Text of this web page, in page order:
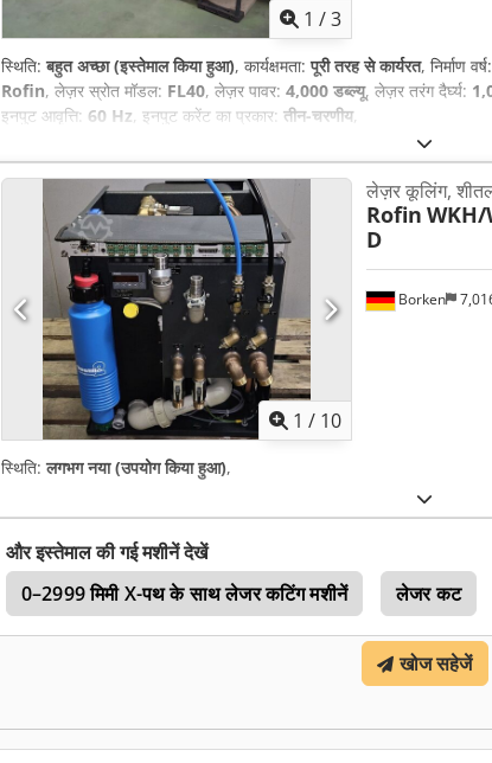
1 /3
स्थिति:बहुत अच्छा (इस्तेमाल किया हुआ), कार्यक्षमता:पूरी तरह से कार्यरत, निर्माण वर्ष:
Rofin, लेज़र स्रोत मॉडल: FL40, लेज़र पावर: 4,000 डब्ल्यू, लेज़र तरंग दैर्घ्य:
इनपुट आवृत्ति: 60 Hz, इनपुट करेंट का प्रकार: तीन-चरणीय,
1 / 10
Borken
लेज़र कूलिंग,
Rofin WKH/
D
स्थिति:लगभग नया (उपयोग किया हुआ),
और इस्तेमाल की गई मशीनें देखें
0–2999 मिमी X-पथ के साथ लेजर कटिंग मशीनें
लेजर कट
खोज सहेजें